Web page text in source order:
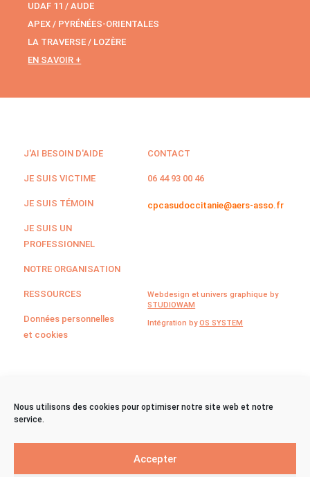
Nous utilisons des cookies pour optimiser notre site web et notre
service.
Accepter
UDAF 11 / AUDE
APEX / PYRÉNÉES-ORIENTALES
LA TRAVERSE / LOZÈRE
EN SAVOIR +
J'AI BESOIN D'AIDE
JE SUIS VICTIME
JE SUIS TÉMOIN
JE SUIS UN
PROFESSIONNEL
NOTRE ORGANISATION
RESSOURCES
Données personnelles
et cookies
©CPCA Sud Occitanie
2024
CONTACT
06 44 93 00 46
cpcasudoccitanie@aers-asso.fr
Webdesign et univers graphique by
STUDIOWAM
Intégration byOS SYSTEM